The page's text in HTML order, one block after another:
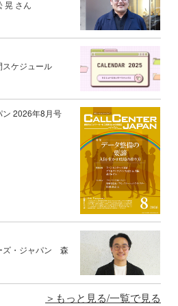
晃 さん
スケジュール
ン 2026年8月号
ズ・ジャパン 森
もっと見る/一覧で見る